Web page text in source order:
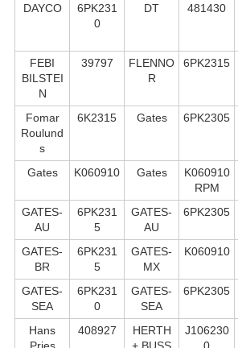
DAYCO
6PK231
0
DT 481430
FEBI
BILSTEI
N
39797
FLENNO
R
6PK2315
Fomar
Roulund
s
6K2315 Gates 6PK2305
Gates K060910 Gates
K060910
RPM
GATES-
AU
6PK231
5
GATES-
AU
6PK2305
GATES-
BR
6PK231
5
GATES-
MX
K060910
GATES-
SEA
6PK231
0
GATES-
SEA
6PK2305
Hans
Pries
408927
HERTH
+ BUSS
J106230
0